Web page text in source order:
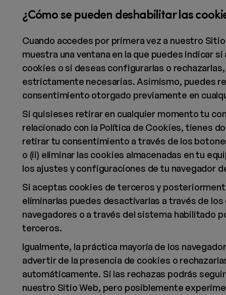
¿Cómo se pueden deshabilitar las
Cuando accedes por primera vez a nuestro
muestra una ventana en la que puedes indicar
cookies o si deseas configurarlas o rechazarlas,
estrictamente necesarias. Asimismo, puedes
consentimiento otorgado previamente en
Si quisieses retirar en cualquier momento tu
relacionado con la Política de Cookies, tienes
retirar tu consentimiento a través de los
o (ii) eliminar las cookies almacenadas en tu
los ajustes y configuraciones de tu navegador
Si aceptas cookies de terceros y
eliminarlas puedes desactivarlas a través de
navegadores o a través del sistema habilitado
terceros.
Igualmente, la práctica mayoría de los
advertir de la presencia de cookies o
automáticamente. Si las rechazas podrás
nuestro Sitio Web, pero posiblemente